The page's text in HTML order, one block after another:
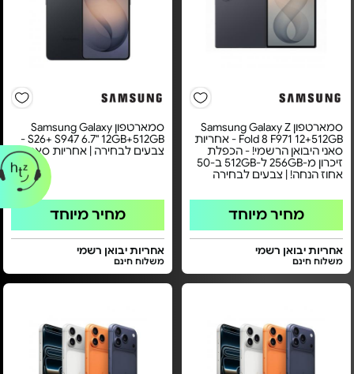
סמארטפון Samsung Galaxy Z
Fold 8 F971 12+512GB - אחריות
סאני היבואן הרשמי! - הכפלת
זיכרון מ-256GB ל-512GB ב-50
אחוז הנחה! | צבעים לבחירה
מחיר מיוחד
אחריות יבואן רשמי
משלוח חינם
סמארטפון Samsung Galaxy
S26+ S947 6.7" 12GB+512GB -
צבעים לבחירה | אחריות סאני
מחיר מיוחד
אחריות יבואן רשמי
משלוח חינם